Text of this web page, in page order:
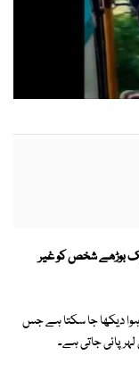
بوڑھے شخص کو غیر
دیکھا جا سکتا ہے جس
پائی جاتی ہے۔